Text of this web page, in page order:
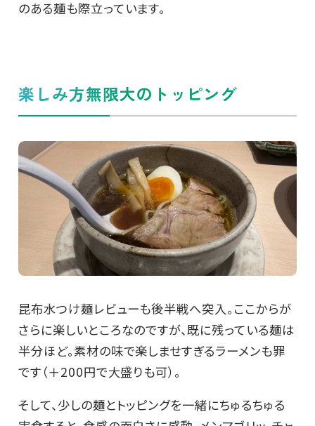
のある麺も際立っています。
楽しみ方無限大のトッピング
昆布水つけ麺レビューも後半戦へ突入。ここからが
さらに楽しいところなのですが、既に残っている麺は
半分ほど。素材の味で楽しませすぎるラーメンも罪
です（＋200円で大盛りも可）。
そして、少しの麺とトッピングを一緒にちゅるちゅる